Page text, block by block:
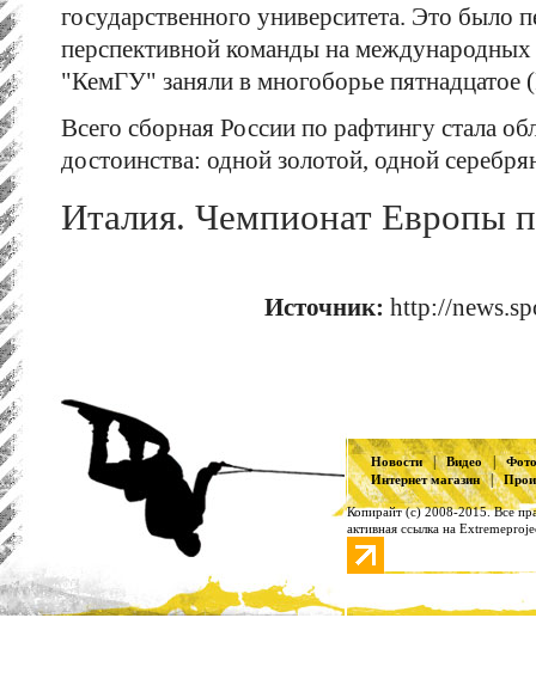
государственного университета. Это было
перспективной команды на
"КемГУ" заняли в многоборье пятнадцатое
Всего сборная России по рафтингу стала
достоинства: одной золотой, одной
Италия. Чемпионат Европы
Источник: http://
Новости|Видео|
Интернет магазин|
Копирайт (с) 2008-2015. Все
активная ссылка на